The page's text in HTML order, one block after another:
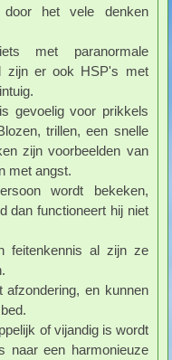
door het vele denken
met paranormale
zijn er ook HSP's met
gevoelig voor prikkels
trillen, een snelle
zijn voorbeelden van
met angst.
wordt bekeken,
dan functioneert hij niet
feitenkennis al zijn ze
afzondering, en kunnen
of vijandig is wordt
naar een harmonieuze